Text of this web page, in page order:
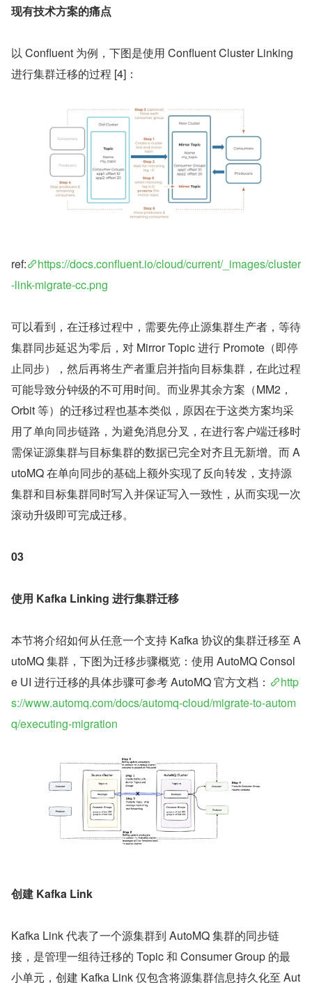
现有技术方案的痛点
以 Confluent 为例，下图是使用 Confluent Cluster Linking
进行集群迁移的过程 [4]：
ref:
https://docs.confluent.io/cloud/current/_images/cluster
-link-migrate-cc.png
可以看到，在迁移过程中，需要先停止源集群生产者，等待
集群同步延迟为零后，对 Mirror Topic 进行 Promote（即停
止同步），然后再将生产者重启并指向目标集群，在此过程
可能导致分钟级的不可用时间。而业界其余方案（MM2，
Orbit 等）的迁移过程也基本类似，原因在于这类方案均采
用了单向同步链路，为避免消息分叉，在进行客户端迁移时
需保证源集群与目标集群的数据已完全对齐且无新增。而 A
utoMQ 在单向同步的基础上额外实现了反向转发，支持源
集群和目标集群同时写入并保证写入一致性，从而实现一次
滚动升级即可完成迁移。
03
使用 Kafka Linking 进行集群迁移
本节将介绍如何从任意一个支持 Kafka 协议的集群迁移至 A
utoMQ 集群，下图为迁移步骤概览：使用 AutoMQ Consol
e UI 进行迁移的具体步骤可参考 AutoMQ 官方文档：
http
s://www.automq.com/docs/automq-cloud/migrate-to-autom
q/executing-migration
创建 Kafka Link
Kafka Link 代表了一个源集群到 AutoMQ 集群的同步链
接，是管理一组待迁移的 Topic 和 Consumer Group 的最
小单元，创建 Kafka Link 仅包含将源集群信息持久化至 Aut